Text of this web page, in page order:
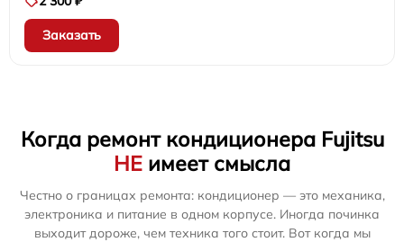
Заказать
Когда ремонт кондиционера Fujitsu
НЕ имеет смысла
Честно о границах ремонта: кондиционер — это механика,
электроника и питание в одном корпусе. Иногда починка
выходит дороже, чем техника того стоит. Вот когда мы